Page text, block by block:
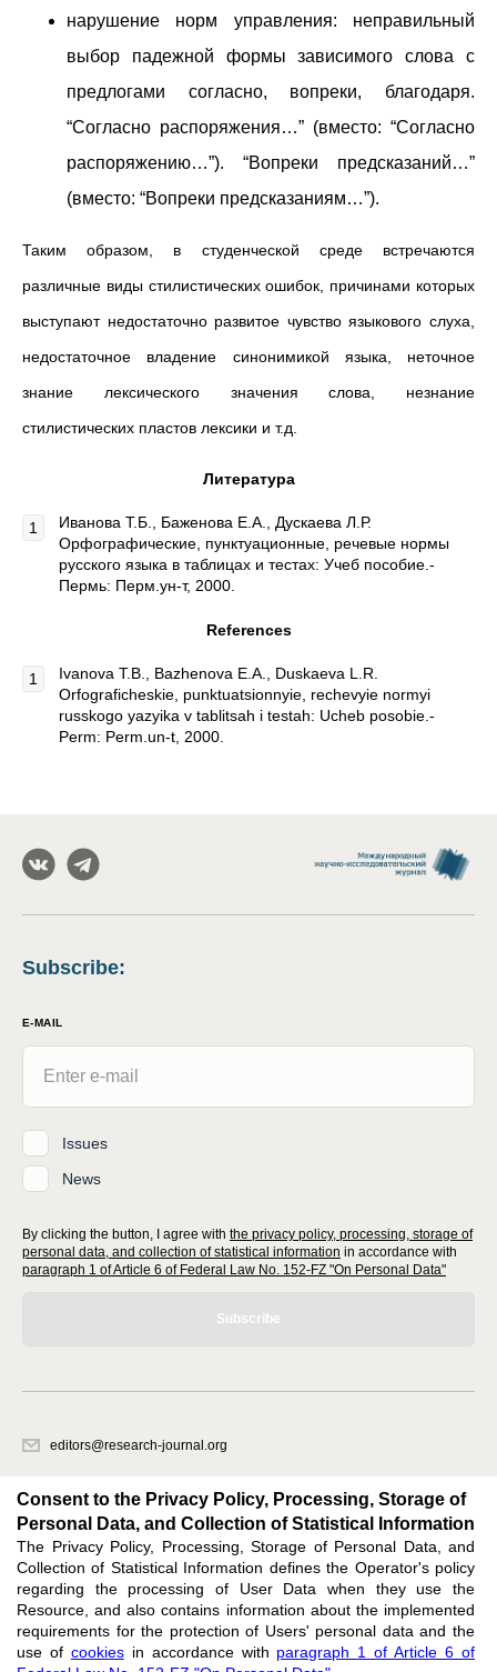
нарушение норм управления: неправильный
выбор падежной формы зависимого слова с
предлогами согласно, вопреки, благодаря.
“Согласно распоряжения…” (вместо: “Согласно
распоряжению…”). “Вопреки предсказаний…”
(вместо: “Вопреки предсказаниям…”).
Таким образом, в студенческой среде встречаются
различные виды стилистических ошибок, причинами которых
выступают недостаточно развитое чувство языкового слуха,
недостаточное владение синонимикой языка, неточное
знание лексического значения слова, незнание
стилистических пластов лексики и т.д.
Литература
Иванова Т.Б., Баженова Е.А., Дускаева Л.Р.
Орфографические, пунктуационные, речевые нормы
русского языка в таблицах и тестах: Учеб пособие.-
Пермь: Перм.ун-т, 2000.
References
Ivanova T.B., Bazhenova E.A., Duskaeva L.R.
Orfograficheskie, punktuatsionnyie, rechevyie normyi
russkogo yazyika v tablitsah i testah: Ucheb posobie.-
Perm: Perm.un-t, 2000.
Subscribe:
E-MAIL
Issues
News
By clicking the button, I agree with the privacy policy, processing, storage of
personal data, and collection of statistical information in accordance with
paragraph 1 of Article 6 of Federal Law No. 152-FZ "On Personal Data"
Subscribe
editors@research-journal.org
office 1
Feedback
Consent to the Privacy Policy, Processing, Storage of
Personal Data, and Collection of Statistical Information
The Privacy Policy, Processing, Storage of Personal Data, and
Collection of Statistical Information defines the Operator's policy
regarding the processing of User Data when they use the
Resource, and also contains information about the implemented
requirements for the protection of Users' personal data and the
use of cookiesin accordance with paragraph 1 of Article 6 of